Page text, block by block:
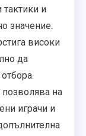
и
значение.
високи
да
позволява на
играчи и